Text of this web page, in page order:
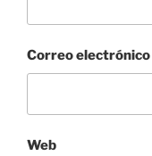
Correo electrónico
Web